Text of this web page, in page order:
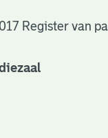
Register van